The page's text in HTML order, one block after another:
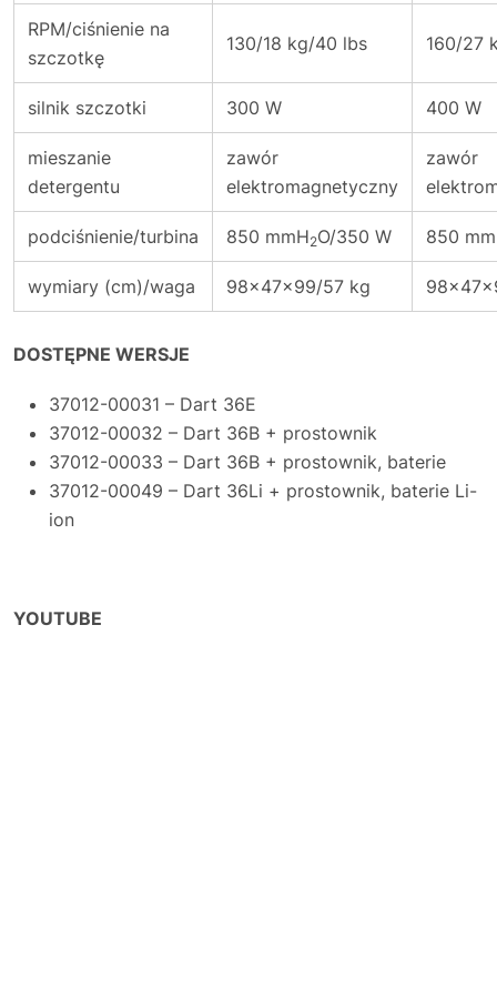
RPM/ciśnienie na
szczotkę
130/18 kg/40 lbs 160/27
silnik szczotki 300 W 400 W
mieszanie
detergentu
zawór
elektromagnetyczny
zawór
podciśnienie/turbina 850 mmH2O/350 W 850
wymiary (cm)/waga 98x47x99/57 kg
DOSTĘPNE WERSJE
37012-00031 – Dart 36E
37012-00032 – Dart 36B + prostownik
37012-00033 – Dart 36B + prostownik, baterie
37012-00049 – Dart 36Li + prostownik, baterie Li-
ion
YOUTUBE